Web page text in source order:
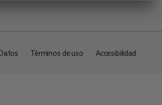
Términos de uso Accesibilidad